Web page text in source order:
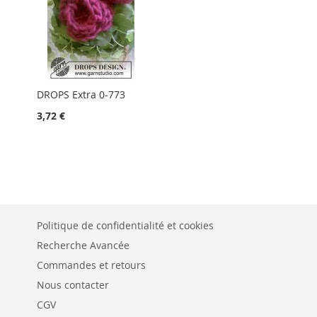
DROPS Extra 0-773
3,72 €
Politique de confidentialité et cookies
Recherche Avancée
Commandes et retours
Nous contacter
CGV